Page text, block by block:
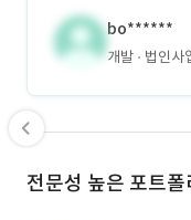
bo******
개발 법인사
전문성 높은 포트폴